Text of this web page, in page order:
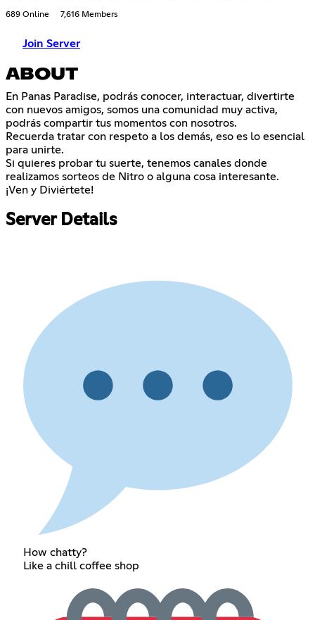
689 Online 7,616 Members
Join Server
ABOUT
En Panas Paradise, podrás conocer, interactuar, divertirte
con nuevos amigos, somos una comunidad muy activa,
podrás compartir tus momentos con nosotros.
Recuerda tratar con respeto a los demás, eso es lo esencial
para unirte.
Si quieres probar tu suerte, tenemos canales donde
realizamos sorteos de Nitro o alguna cosa interesante.
¡Ven y Diviértete!
Server Details
How chatty?
Like a chill coffee shop